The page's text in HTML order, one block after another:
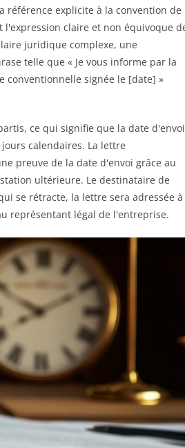
explicite à la convention de
claire et non équivoque
juridique complexe, une
telle que « Je vous informe par la
conventionnelle signée le [date] »
ce qui signifie que la date d'envoi
calendaires. La lettre
preuve de la date d'envoi grâce au
ultérieure. Le destinataire de
se rétracte, la lettre sera adressée à
représentant légal de l'entreprise.